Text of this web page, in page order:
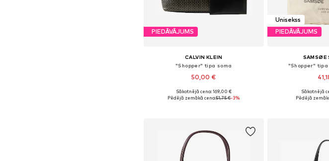
PIEDĀVĀJUMS
CALVIN KLEIN
"Shopper" tipa soma
50,00 €
Pieejamie izmēri: One Size
Sākotnējā cena: 169,00 €
Pēdējā zemākā cena:51,75 €-3%
Unisekss
PIEDĀVĀJUMS
SAMSØE
"Shopper"
Pieejamie
Sākotnējā
Pēdējā